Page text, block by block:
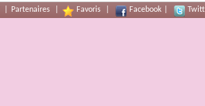
Partenaires Favoris Facebook